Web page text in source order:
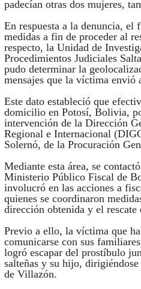
padecían otras dos mujeres,
En respuesta a la denuncia, el
medidas a fin de proceder al
respecto, la Unidad de
Procedimientos Judiciales
pudo determinar la
mensajes que la víctima envió
Este dato estableció que
domicilio en Potosí, Bolivia,
intervención de la Dirección
Regional e Internacional
Solernó, de la Procuración
Mediante esta área, se
Ministerio Público Fiscal de
involucró en las acciones a
quienes se coordinaron
dirección obtenida y el rescate
Previo a ello, la víctima que
comunicarse con sus
logró escapar del prostíbulo
salteñas y su hijo,
de Villazón.